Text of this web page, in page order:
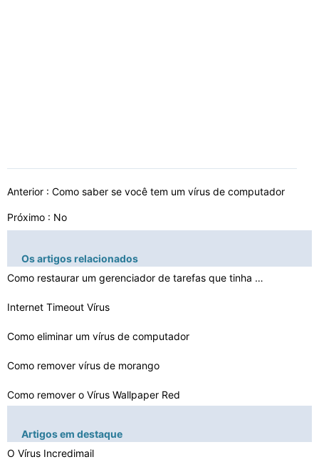
Anterior : Como saber se você tem um vírus de computador
Próximo : No
Os artigos relacionados
Como restaurar um gerenciador de tarefas que tinha sido…
Internet Timeout Vírus
Como eliminar um vírus de computador
Como remover vírus de morango
Como remover o Vírus Wallpaper Red
Como remover um vírus Trojan Backdoor Computador
Artigos em destaque
O Vírus Incredimail